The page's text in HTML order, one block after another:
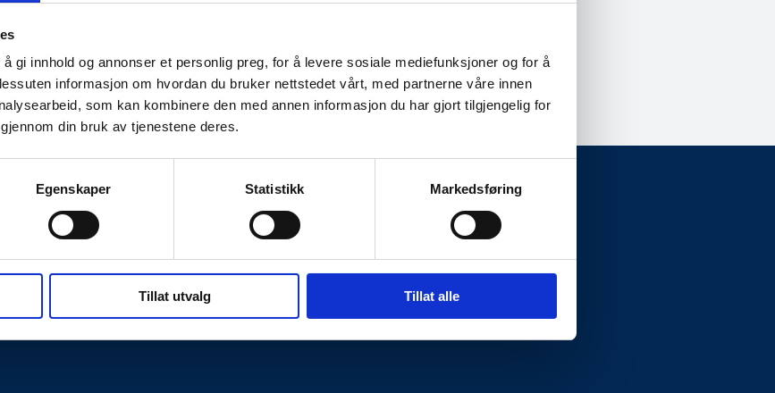
gi innhold og annonser et personlig preg, for å levere sosiale mediefunksjoner og for å
informasjon om hvordan du bruker nettstedet vårt, med partnerne våre innen
som kan kombinere den med annen informasjon du har gjort tilgjengelig for
din bruk av tjenestene deres.
Egenskaper Statistikk Markedsføring
Tillat utvalg Tillat alle
Personvernerklæring